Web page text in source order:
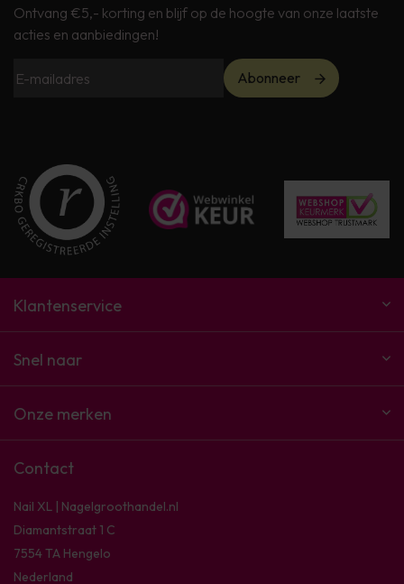
Ontvang €5,- korting en blijf op de hoogte van onze laatste
acties en aanbiedingen!
Abonneer
Klantenservice
Snel naar
Onze merken
Contact
Nail XL | Nagelgroothandel.nl
Diamantstraat 1 C
7554 TA Hengelo
Nederland